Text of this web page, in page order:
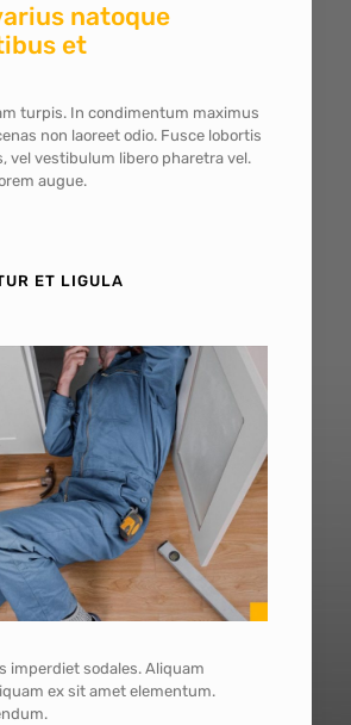
natoque
et
turpis. In condimentum maximus
non laoreet odio. Fusce lobortis
vel vestibulum libero pharetra vel.
augue.
ET LIGULA
imperdiet sodales. Aliquam
ex sit amet elementum.